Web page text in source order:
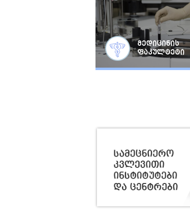
მედიცინის
ფაკულტეტი